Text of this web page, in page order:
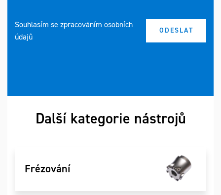
Souhlasím se zpracováním osobních
údajů
Další kategorie nástrojů
Frézování